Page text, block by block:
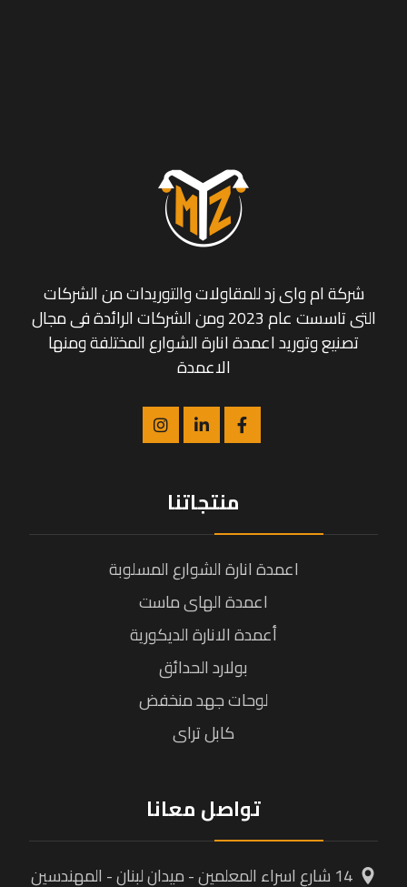
شركة ام واى زد للمقاولات والتوريدات من الشركات
التى تاسست عام 2023 ومن الشركات الرائدة فى مجال
تصنيع وتوريد اعمدة انارة الشوارع المختلفة ومنها
الاعمدة
منتجاتنا
اعمدة انارة الشوارع المسلوبة
اعمدة الهاى ماست
أعمدة الانارة الديكورية
بولارد الحدائق
لوحات جهد منخفض
كابل تراى
تواصل معانا
14 شارع اسراء المعلمين - ميدان لبنان - المهندسين